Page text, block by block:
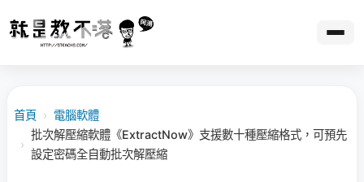
首頁 › 電腦軟體
›
批次解壓縮軟體《ExtractNow》支援數十種壓縮格式，可預先
設定密碼全自動批次解壓縮